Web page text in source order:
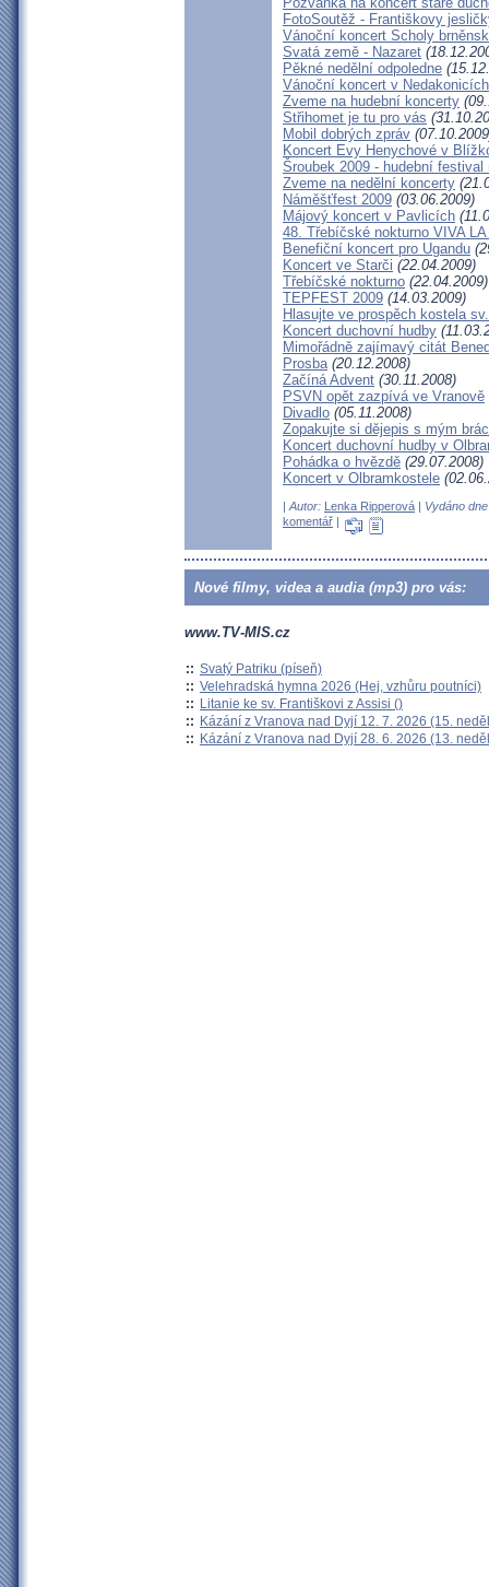
FotoSoutěž - Františkovy
Vánoční koncert Scholy
Svatá země - Nazaret
Pěkné nedělní odpoledne
Vánoční koncert v Nedakonicích
Zveme na hudební koncerty
Střihomet je tu pro vás
Mobil dobrých zpráv
Koncert Evy Henychové v
Šroubek 2009 - hudební festival
Zveme na nedělní koncerty
Náměšťfest 2009 (03.06.2009)
Májový koncert v Pavlicích
48. Třebíčské nokturno VIVA
Benefiční koncert pro Ugandu
Koncert ve Starči (22.04.2009)
Třebíčské nokturno (22.04.2009)
TEPFEST 2009 (14.03.2009)
Hlasujte ve prospěch kostela
Koncert duchovní hudby
Mimořádně zajímavý citát
Prosba(20.12.2008)
Začíná Advent (30.11.2008)
PSVN opět zazpívá ve Vranově
Divadlo (05.11.2008)
Zopakujte si dějepis s mým
Koncert duchovní hudby v
Pohádka o hvězdě (29.07.2008)
Koncert v Olbramkostele
| Autor: Lenka Ripperová | Vydáno
komentář |
Nové filmy, videa a audia (mp3) pro vás:
www.TV-MIS.cz
:: Svatý Patriku (píseň)
:: Velehradská hymna 2026 (Hej, vzhůru poutníci)
:: Litanie ke sv. Františkovi z Assisi ()
:: Kázání z Vranova nad Dyjí 12. 7. 2026 (15.
:: Kázání z Vranova nad Dyjí 28. 6. 2026 (13.